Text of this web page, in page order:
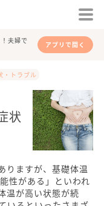
夫婦で
アプリで開く
・トラブル
状
りますが、基礎体温
性がある」といわれ
温が高い状態が続